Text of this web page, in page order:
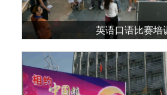
英语口语比赛培